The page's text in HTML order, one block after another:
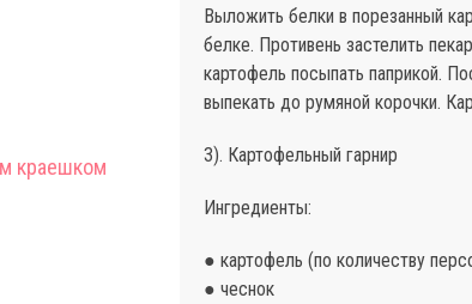
краешком
Выложить белки в порезанный
белке. Противень застелить
картофель посыпать паприкой.
выпекать до румяной корочки.
3). Картофельный гарнир
Ингредиенты:
● картофель (по количеству
● чеснок